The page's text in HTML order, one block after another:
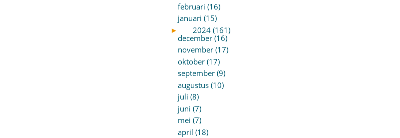
februari (16)
januari (15)
►
2024 (161)
december (16)
november (17)
oktober (17)
september (9)
augustus (10)
juli (8)
juni (7)
mei (7)
april (18)